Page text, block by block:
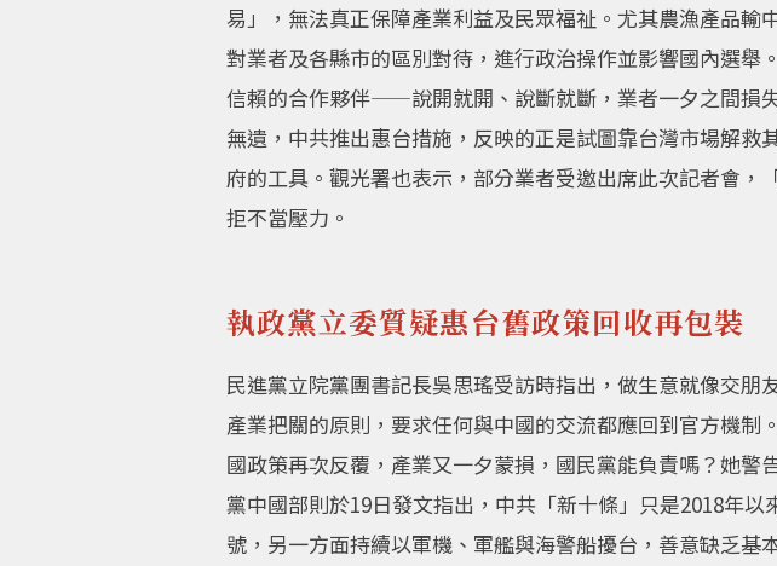
易」，無法真正保障產業利益及民眾福祉。尤其農漁產品
對業者及各縣市的區別對待，進行政治操作並影響國內選
信賴的合作夥伴——說開就開、說斷就斷，業者一夕之間損
無遺，中共推出惠台措施，反映的正是試圖靠台灣市場解
府的工具。觀光署也表示，部分業者受邀出席此次記者會
拒不當壓力。
執政黨立委質疑惠台舊政策回收再包裝
民進黨立院黨團書記長吳思瑤受訪時指出，做生意就像交
產業把關的原則，要求任何與中國的交流都應回到官方機
國政策再次反覆，產業又一夕蒙損，國民黨能負責嗎？她
黨中國部則於19日發文指出，中共「新十條」只是2018年
號，另一方面持續以軍機、軍艦與海警船擾台，善意缺乏